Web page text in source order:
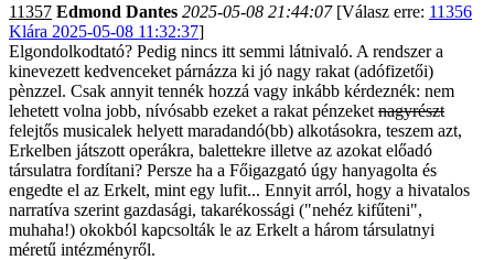
11357 Edmond Dantes 2025-05-08 21:44:07[Válasz erre: 11356
Klára 2025-05-08 11:32:37]
Elgondolkodtató? Pedig nincs itt semmi látnivaló. A rendszer a
kinevezett kedvenceket párnázza ki jó nagy rakat (adófizetői)
pènzzel. Csak annyit tennék hozzá vagy inkább kérdeznék: nem
lehetett volna jobb, nívósabb ezeket a rakat pénzeket nagyrészt
felejtős musicalek helyett maradandó(bb) alkotásokra, teszem azt,
Erkelben játszott operákra, balettekre illetve az azokat előadó
társulatra fordítani? Persze ha a Főigazgató úgy hanyagolta és
engedte el az Erkelt, mint egy lufit... Ennyit arról, hogy a hivatalos
narratíva szerint gazdasági, takarékossági ("nehéz kifűteni",
muhaha!) okokból kapcsolták le az Erkelt a három társulatnyi
méretű intézményről.